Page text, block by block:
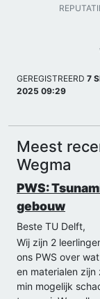
GEREGISTREERD 7
2025 09:29
Meest
Wegma
PWS:
gebouw
Beste TU Delft,
Wij zijn 2
ons PWS over
en materialen
min mogelijk